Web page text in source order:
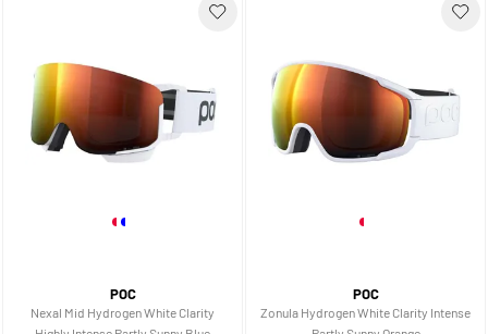
POC
Nexal Mid Hydrogen White Clarity
POC
Zonula Hydrogen White Clarity Intense